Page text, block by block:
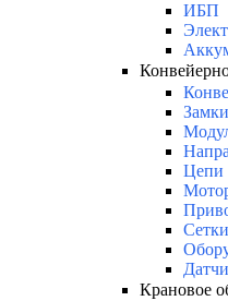
ИБП
Цепи
Крановое